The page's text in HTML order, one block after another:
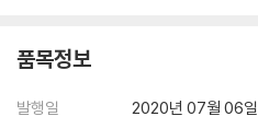
품목정보
발행일
2020년 07월 06일